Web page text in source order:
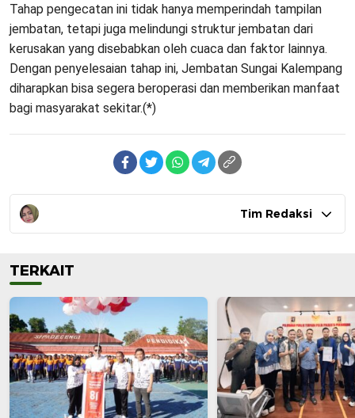
Tahap pengecatan ini tidak hanya memperindah tampilan
jembatan, tetapi juga melindungi struktur jembatan dari
kerusakan yang disebabkan oleh cuaca dan faktor lainnya.
Dengan penyelesaian tahap ini, Jembatan Sungai Kalempang
diharapkan bisa segera beroperasi dan memberikan manfaat
bagi masyarakat sekitar.(*)
Tim Redaksi
TERKAIT